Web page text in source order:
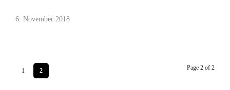
6. November 2018
1 2 Page 2 of 2